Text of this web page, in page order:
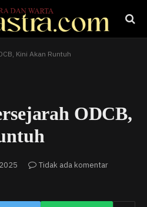
Kini Akan Runtuh
ODCB,
Tidak ada komentar